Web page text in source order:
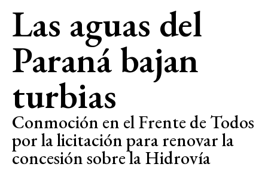
Las aguas del
Paraná bajan
turbias
Conmoción en el Frente de Todos
por la licitación para renovar la
concesión sobre la Hidrovía